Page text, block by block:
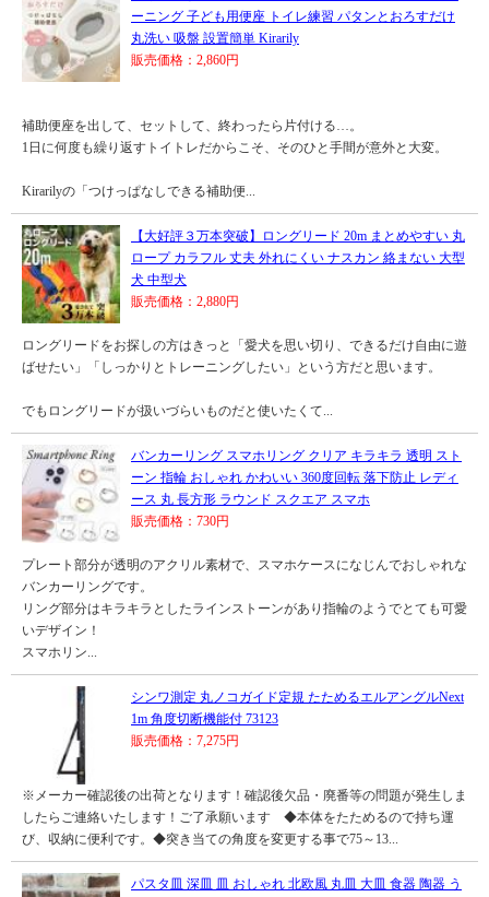
ーニング 子ども用便座 トイレ練習 パタンとおろすだけ
丸洗い 吸盤 設置簡単 Kirarily
販売価格：2,860円
補助便座を出して、セットして、終わったら片付ける…。
1日に何度も繰り返すトイトレだからこそ、そのひと手間が意外と大変。
Kirarilyの「つけっぱなしできる補助便...
【大好評３万本突破】ロングリード 20m まとめやすい 丸
ロープ カラフル 丈夫 外れにくい ナスカン 絡まない 大型
犬 中型犬
販売価格：2,880円
ロングリードをお探しの方はきっと「愛犬を思い切り、できるだけ自由に遊
ばせたい」「しっかりとトレーニングしたい」という方だと思います。
でもロングリードが扱いづらいものだと使いたくて...
バンカーリング スマホリング クリア キラキラ 透明 スト
ーン 指輪 おしゃれ かわいい 360度回転 落下防止 レディ
ース 丸 長方形 ラウンド スクエア スマホ
販売価格：730円
プレート部分が透明のアクリル素材で、スマホケースになじんでおしゃれな
バンカーリングです。
リング部分はキラキラとしたラインストーンがあり指輪のようでとても可愛
いデザイン！
スマホリン...
シンワ測定 丸ノコガイド定規 たためるエルアングルNext
1m 角度切断機能付 73123
販売価格：7,275円
※メーカー確認後の出荷となります！確認後欠品・廃番等の問題が発生しま
したらご連絡いたします！ご了承願います ◆本体をたためるので持ち運
び、収納に便利です。◆突き当ての角度を変更する事で75～13...
パスタ皿 深皿 皿 おしゃれ 北欧風 丸皿 大皿 食器 陶器 う